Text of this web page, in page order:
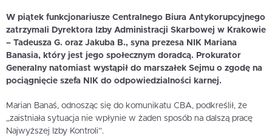
W piątek funkcjonariusze Centralnego Biura Antykorupcyjnego
zatrzymali Dyrektora Izby Administracji Skarbowej w Krakowie
– Tadeusza G. oraz Jakuba B., syna prezesa NIK Mariana
Banasia, który jest jego społecznym doradcą. Prokurator
Generalny natomiast wystąpił do marszałek Sejmu o zgodę na
pociągnięcie szefa NIK do odpowiedzialności karnej.
Marian Banaś, odnosząc się do komunikatu CBA, podkreślił, że
„zaistniała sytuacja nie wpłynie w żaden sposób na dalszą pracę
Najwyższej Izby Kontroli”.